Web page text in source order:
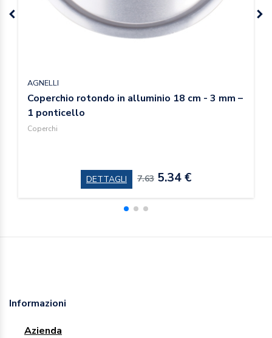
AGNELLI
Coperchio rotondo in alluminio 18 cm - 3 mm –
1 ponticello
Coperchi
DETTAGLI 7.63 5.34 €
Informazioni
Azienda